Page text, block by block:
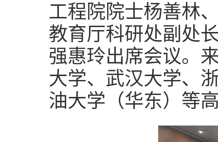
工程院院士杨善林
教育厅科研处副处
强惠玲出席会议。
大学、武汉大学、
油大学（华东）等